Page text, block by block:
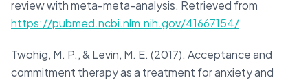
review with meta-meta-analysis. Retrieved from
https://pubmed.ncbi.nlm.nih.gov/41667154/
Twohig, M. P., & Levin, M. E. (2017). Acceptance and
commitment therapy as a treatment for anxiety and